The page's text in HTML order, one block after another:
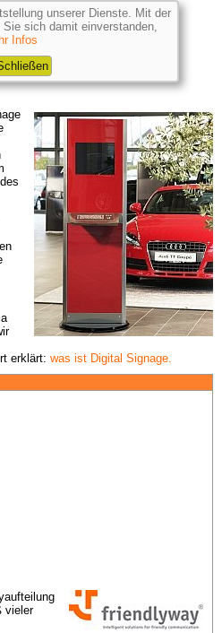
erklärt: was ist Digital Signage.
vieler
unserer Dienste. Mit der
sich damit einverstanden,
Infos